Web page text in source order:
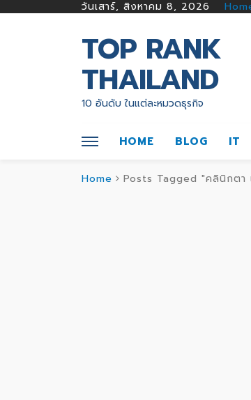
วันเสาร์, สิงหาคม 8, 2026
TOP RANK
THAILAND
10 อันดับ ในแต่ละหมวดธุรกิจ
HOME BLOG IT
Home Posts Tagged "คลินิกตา